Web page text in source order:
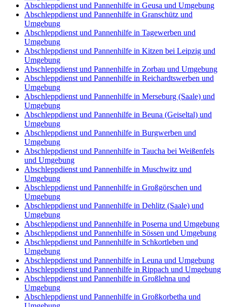
Abschleppdienst und Pannenhilfe in Geusa und Umgebung
Abschleppdienst und Pannenhilfe in Granschütz und
Umgebung
Abschleppdienst und Pannenhilfe in Tagewerben und
Umgebung
Abschleppdienst und Pannenhilfe in Kitzen bei Leipzig und
Umgebung
Abschleppdienst und Pannenhilfe in Zorbau und Umgebung
Abschleppdienst und Pannenhilfe in Reichardtswerben und
Umgebung
Abschleppdienst und Pannenhilfe in Merseburg (Saale) und
Umgebung
Abschleppdienst und Pannenhilfe in Beuna (Geiseltal) und
Umgebung
Abschleppdienst und Pannenhilfe in Burgwerben und
Umgebung
Abschleppdienst und Pannenhilfe in Taucha bei Weißenfels
und Umgebung
Abschleppdienst und Pannenhilfe in Muschwitz und
Umgebung
Abschleppdienst und Pannenhilfe in Großgörschen und
Umgebung
Abschleppdienst und Pannenhilfe in Dehlitz (Saale) und
Umgebung
Abschleppdienst und Pannenhilfe in Poserna und Umgebung
Abschleppdienst und Pannenhilfe in Sössen und Umgebung
Abschleppdienst und Pannenhilfe in Schkortleben und
Umgebung
Abschleppdienst und Pannenhilfe in Leuna und Umgebung
Abschleppdienst und Pannenhilfe in Rippach und Umgebung
Abschleppdienst und Pannenhilfe in Großlehna und
Umgebung
Abschleppdienst und Pannenhilfe in Großkorbetha und